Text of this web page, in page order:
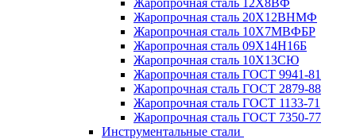
Жаропрочная сталь 12Х8ВФ
Жаропрочная сталь 20Х12ВНМФ
Жаропрочная сталь 10Х7МВФБР
Жаропрочная сталь 09Х14Н16Б
Жаропрочная сталь 10Х13СЮ
Жаропрочная сталь ГОСТ 9941-81
Жаропрочная сталь ГОСТ 2879-88
Жаропрочная сталь ГОСТ 1133-71
Жаропрочная сталь ГОСТ 7350-77
Инструментальные стали